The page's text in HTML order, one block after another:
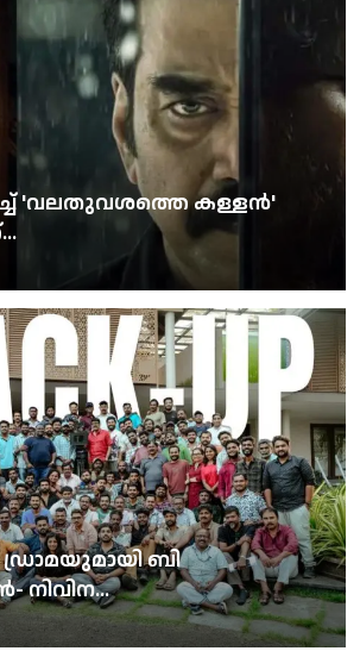
'വലതുവശത്തെ കള്ളന്‍'
ഡ്രാമയുമായി ബി